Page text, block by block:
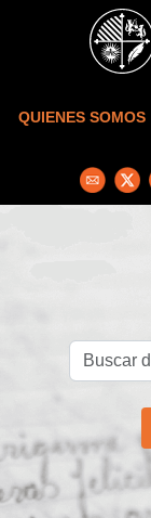
Skip to main content
QUIENES SOMOS